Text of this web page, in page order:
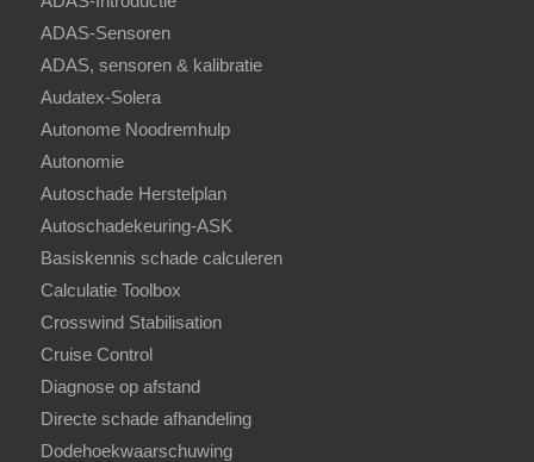
ADAS-Sensoren
ADAS, sensoren & kalibratie
Audatex-Solera
Autonome Noodremhulp
Autonomie
Autoschade Herstelplan
Autoschadekeuring-ASK
Basiskennis schade calculeren
Calculatie Toolbox
Crosswind Stabilisation
Cruise Control
Diagnose op afstand
Directe schade afhandeling
Dodehoekwaarschuwing